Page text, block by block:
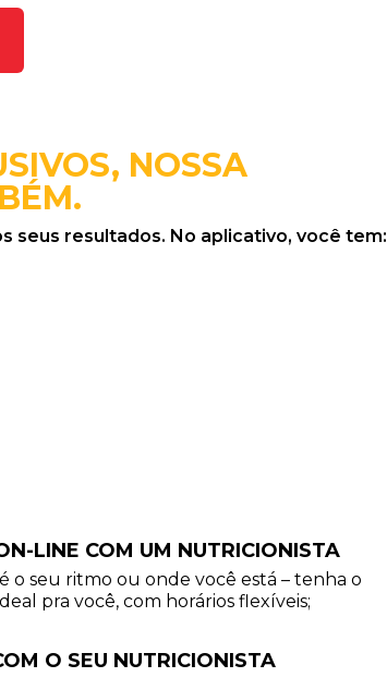
NOSSA
seus resultados. No aplicativo, você tem:
LINE COM UM NUTRICIONISTA
o seu ritmo ou onde você está – tenha o
pra você, com horários flexíveis;
O SEU NUTRICIONISTA